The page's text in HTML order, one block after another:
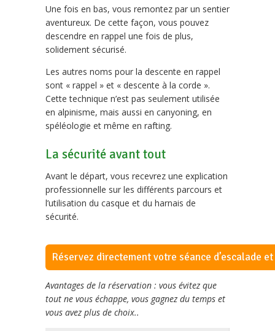
Une fois en bas, vous remontez par un sentier
aventureux. De cette façon, vous pouvez
descendre en rappel une fois de plus,
solidement sécurisé.
Les autres noms pour la descente en rappel
sont « rappel » et « descente à la corde ».
Cette technique n’est pas seulement utilisée
en alpinisme, mais aussi en canyoning, en
spéléologie et même en rafting.
La sécurité avant tout
Avant le départ, vous recevrez une explication
professionnelle sur les différents parcours et
l’utilisation du casque et du harnais de
sécurité.
Réservez directement votre séance d’escalade
Avantages de la réservation : vous évitez que
tout ne vous échappe, vous gagnez du temps et
vous avez plus de choix..